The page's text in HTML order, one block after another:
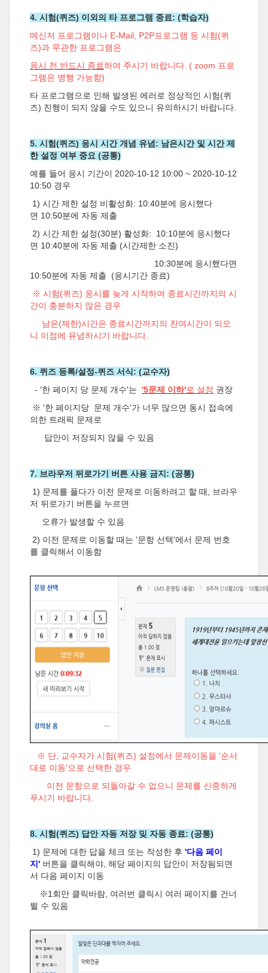
4. 시험(퀴즈) 이외의 타 프로그램 종료: (학습자)
메신저 프로그램이나 E-Mail, P2P프로그램 등 시험(퀴
즈)과 무관한 프로그램은
응시 전 반드시 종료하여 주시기 바랍니다. ( zoom 프로
그램은 병행 가능함)
타 프로그램으로 인해 발생된 에러로 정상적인 시험(퀴
즈) 진행이 되지 않을 수도 있으니 유의하시기 바랍니다.
5. 시험(퀴즈) 응시 시간 개념 유념: 남은시간 및 시간 제
한 설정 여부 중요 (공통)
예를 들어 응시 기간이 2020-10-12 10:00 ~ 2020-10-12
10:50 경우
1) 시간 제한 설정 비활성화: 10:40분에 응시했다
면 10:50분에 자동 제출
2) 시간 제한 설정(30분) 활성화: 10:10분에 응시했다
면 10:40분에 자동 제출 (시간제한 소진)
10:30분에 응시했다면
10:50분에 자동 제출 (응시기간 종료)
※ 시험(퀴즈) 응시를 늦게 시작하여 종료시간까지의 시
간이 충분하지 않은 경우
남은(제한)시간은 종료시간까지의 잔여시간이 되오
니 이점에 유념하시기 바랍니다.
6. 퀴즈 등록/설정-퀴즈 서식: (교수자)
- '한 페이지 당 문제 개수'는 '5문제 이하'로 설정 권장
※ '한 페이지당 문제 개수'가 너무 많으면 동시 접속에
의한 트래픽 문제로
답안이 저장되지 않을 수 있음
7. 브라우저 뒤로가기 버튼 사용 금지: (공통)
1) 문제를 풀다가 이전 문제로 이동하려고 할 때, 브라우
저 뒤로가기 버튼을 누르면
오류가 발생할 수 있음
2) 이전 문제로 이동할 때는 '문항 선택'에서 문제 번호
를 클릭해서 이동함
※ 단, 교수자가 시험(퀴즈) 설정에서 문제이동을 '순서
대로 이동'으로 선택한 경우
이전 문항으로 되돌아갈 수 없으니 문제를 신중하게
푸시기 바랍니다.
8. 시험(퀴즈) 답안 자동 저장 밎 자동 종료: (공통)
1) 문제에 대한 답을 체크 또는 작성한 후 '다음 페이
지' 버튼을 클릭해야, 해당 페이지의 답안이 저장됨되면
서 다음 페이지 이동
※1회만 클릭바람, 여러번 클릭시 여러 페이지를 건너
뛸 수 있음